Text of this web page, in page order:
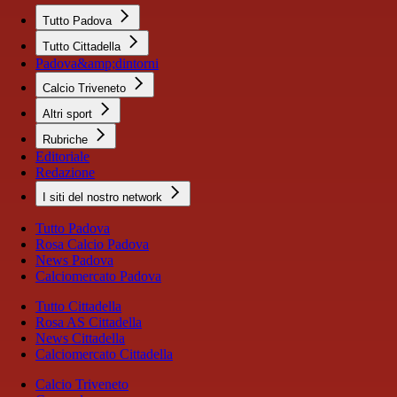
Tutto Padova
Tutto Cittadella
Padova&amp;dintorni
Calcio Triveneto
Altri sport
Rubriche
Editoriale
Redazione
I siti del nostro network
Tutto Padova
Rosa Calcio Padova
News Padova
Calciomercato Padova
Tutto Cittadella
Rosa AS Cittadella
News Cittadella
Calciomercato Cittadella
Calcio Triveneto